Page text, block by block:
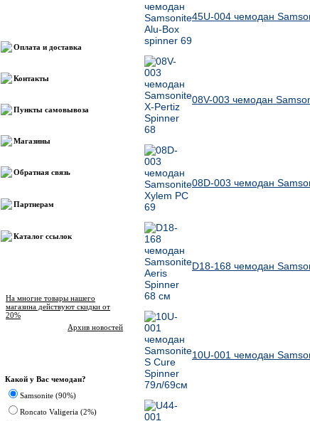
Оплата и доставка
Контакты
Пункты самовывоза
Магазины
Обратная связь
Партнерам
Каталог ссылок
На многие товары нашего
магазина действуют скидки от
20%
Архив новостей
Какой у Вас чемодан?
Samsonite (90%)
Roncato Valigeria (2%)
45U-004 чемодан
08V-003 чемодан
08D-003 чемодан
D18-168 чемодан
10U-001 чемодан